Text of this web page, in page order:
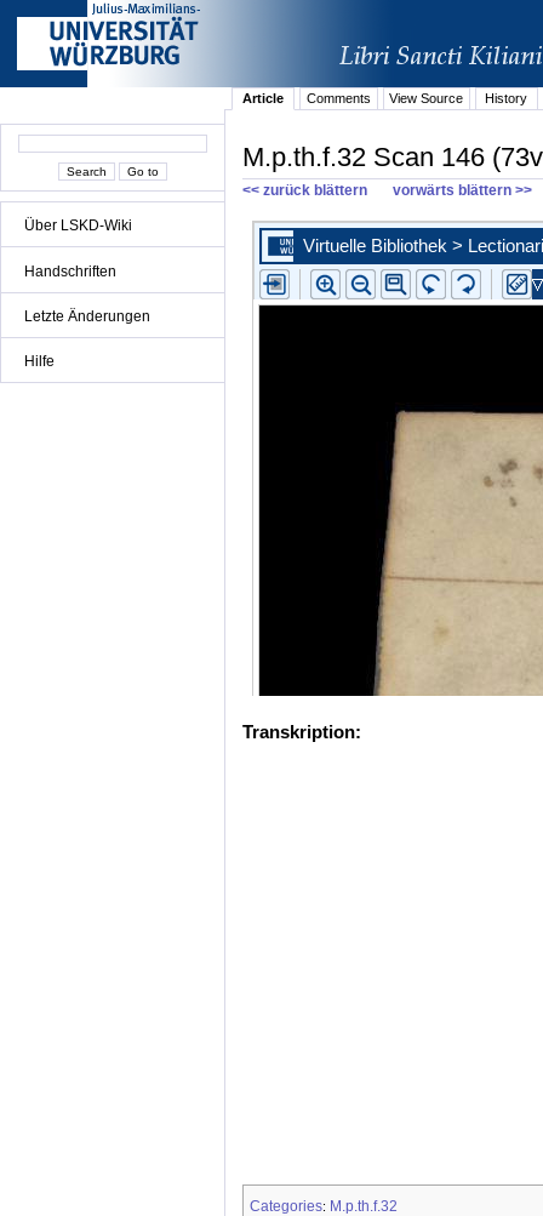
Über LSKD-Wiki
Handschriften
Letzte Änderungen
Hilfe
Article Comments View Source History
M.p.th.f.32 Scan 146
<< zurück blättern vorwärts blättern >>
Transkription:
Categories: M.p.th.f.32